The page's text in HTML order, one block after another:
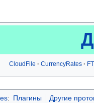
CloudFile CurrencyRates
: Плагины Другие